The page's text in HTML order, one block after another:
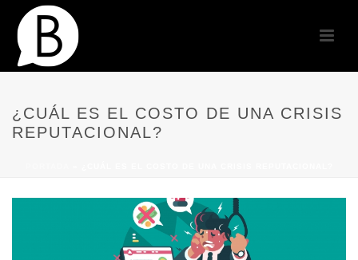
¿CUÁL ES EL COSTO DE UNA CRISIS
REPUTACIONAL?